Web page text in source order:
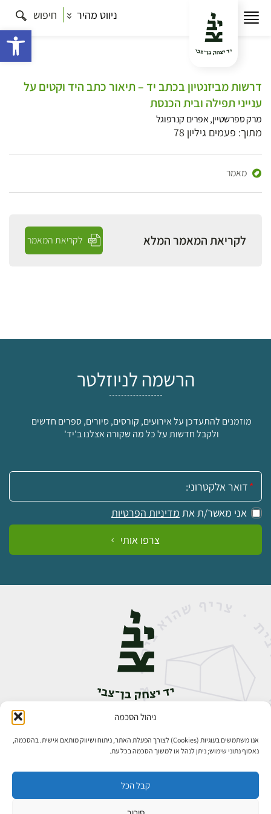
ניהול הסכמה
אנו משתמשים בעוגיות (Cookies) לצורך הפעלת האתר, ניתוח ושיווק מותאם אישית. בהסכמה,
נאסוף נתוני שימוש; ניתן לנהל או למשוך הסכמה בכל עת.
קבל הכל
ניווט מהיר חיפוש
דרשות מביזנטיון בכתב יד – תיאור כתב היד וקטים על
ענייני תפילה ובית הכנסת
מרק ספרשטיין, אפרים קנרפוגל
מתוך: פעמים גיליון 78
מאמר
לקריאת המאמר המלא לקריאת המאמר
הרשמה לניוזלטר
מוזמנים להתעדכן על אירועים, קורסים, סיורים, ספרים חדשים
ולקבל חדשות על כל מה שקורה אצלנו ב'יד'
אימייל:
אני מאשר/ת את מדיניות הפרטיות
צרפו אותי
אבן גבירול 14, רחביה, ירושלים